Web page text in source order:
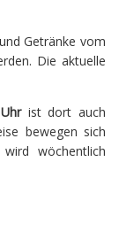
Getränke vom
Die aktuelle
ist dort auch
bewegen sich
wöchentlich